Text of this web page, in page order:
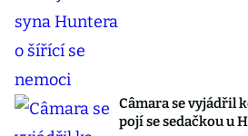
Câmara se vyjádřil
pojí se sedačkou u